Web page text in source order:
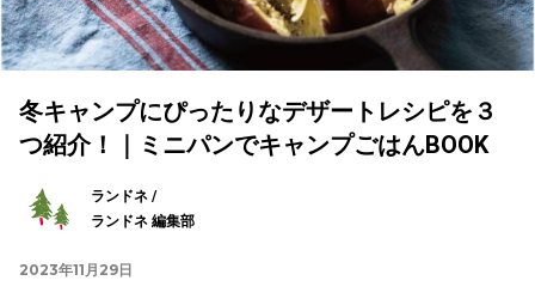
冬キャンプにぴったりなデザートレシピを３
つ紹介！｜ミニパンでキャンプごはんBOOK
ランドネ /
ランドネ 編集部
2023年11月29日